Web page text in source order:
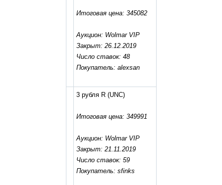
Итоговая цена: 345082
Аукцион: Wolmar VIP
Закрыт: 26.12.2019
Число ставок: 48
Покупатель: alexsan
3 рубля R(UNC)
Итоговая цена: 349991
Аукцион: Wolmar VIP
Закрыт: 21.11.2019
Число ставок: 59
Покупатель: sfinks